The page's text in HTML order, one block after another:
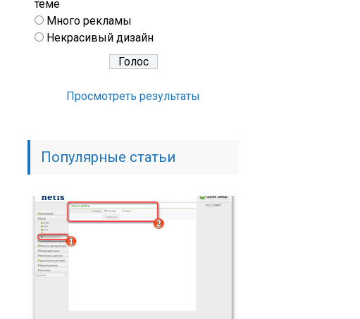
теме
Много рекламы
Некрасивый дизайн
Просмотреть результаты
Популярные статьи